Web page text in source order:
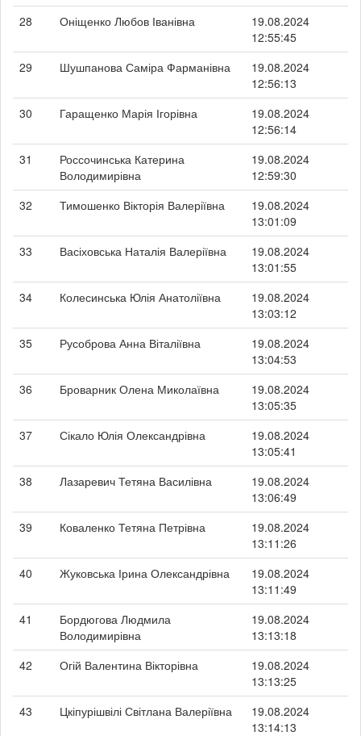
28
Оніщенко Любов Іванівна
19.08.2024
12:55:45
29
Шушпанова Саміра Фарманівна
19.08.2024
12:56:13
30
Гаращенко Марія Ігорівна
19.08.2024
12:56:14
31
Россочинська Катерина
Володимирівна
19.08.2024
12:59:30
32
Тимошенко Вікторія Валеріївна
19.08.2024
13:01:09
33
Васіховська Наталія Валеріївна
19.08.2024
13:01:55
34
Колесинська Юлія Анатоліївна
19.08.2024
13:03:12
35
Русоброва Анна Віталіївна
19.08.2024
13:04:53
36
Броварник Олена Миколаївна
19.08.2024
13:05:35
37
Сікало Юлія Олександрівна
19.08.2024
13:05:41
38
Лазаревич Тетяна Василівна
19.08.2024
13:06:49
39
Коваленко Тетяна Петрівна
19.08.2024
13:11:26
40
Жуковська Ірина Олександрівна
19.08.2024
13:11:49
41
Бордюгова Людмила
Володимирівна
19.08.2024
13:13:18
42
Огій Валентина Вікторівна
19.08.2024
13:13:25
43
Цкіпурішвілі Світлана Валеріївна
19.08.2024
13:14:13